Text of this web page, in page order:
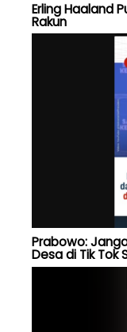
Erling Haaland
Rakun
Prabowo:
Desa di Tik Tok